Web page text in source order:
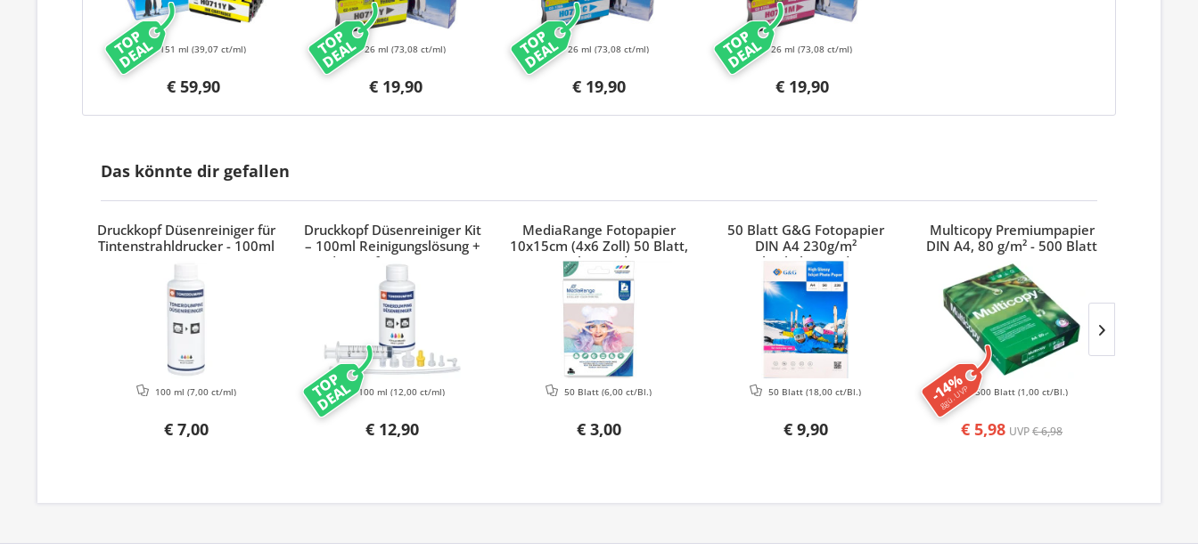
TOP
DEAL
€ 59,90
151 ml (39,07 ct/ml) TOP
DEAL
€ 19,90
26 ml(73,08 ct/ml) TOP
DEAL
€ 19,90
26 ml (73,08 ct/ml) TOP
DEAL
€ 19,90
26 ml (73,08 ct/ml)
Das könnte dir gefallen
Druckkopf Düsenreiniger für
Tintenstrahldrucker - 100ml
€ 7,00
100 ml (7,00 ct/ml) TOP
DEAL
Druckkopf Düsenreiniger Kit
– 100ml Reinigungslösung +
Adapter für Canon, HP,
Epson & Brother
€ 12,90
100 ml(12,00 ct/ml)
MediaRange Fotopapier
10x15cm (4x6 Zoll) 50 Blatt,
glänzend
€ 3,00
50 Blatt(6,00 ct/Bl.)
50 Blatt G&G Fotopapier
DIN A4 230g/m²
hochglänzend
€ 9,90
50 Blatt(18,00 ct/Bl.) -14%
ggü. UVP
Multicopy Premiumpapier
DIN A4, 80 g/m² - 500 Blatt
€ 5,98 UVP€ 6,98
500 Blatt (1,00 ct/Bl.)